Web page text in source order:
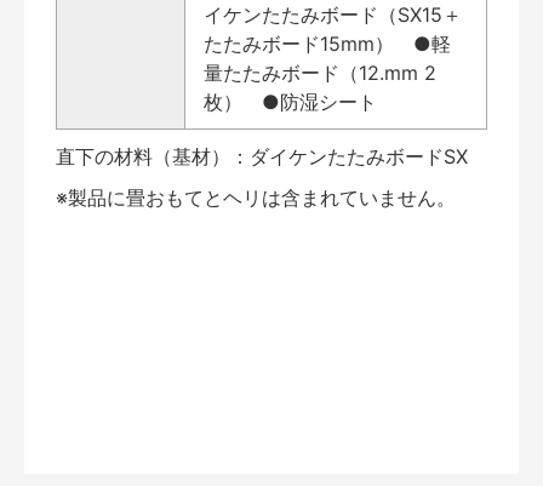
イケンたたみボード（SX15＋
たたみボード15mm） ●軽
量たたみボード（12.mm 2
枚） ●防湿シート
直下の材料（基材）：ダイケンたたみボードSX
※製品に畳おもてとヘリは含まれていません。